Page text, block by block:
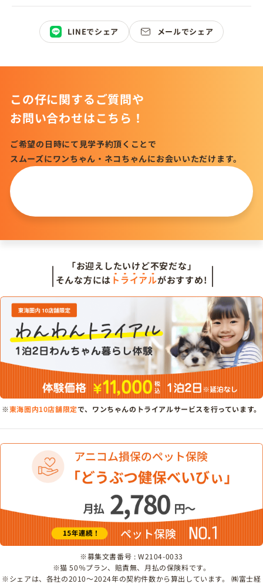
LINEでシェア メールでシェア
この仔に関するご質問や
お問い合わせはこちら！
ご希望の日時にて見学予約頂くことで
スムーズにワンちゃん・ネコちゃんにお会いいただけます。
「お迎えしたいけど不安だな」
そんな方には トライアルがおすすめ!
※東海圏内10店舗限定で、ワンちゃんのトライアルサービスを行っています。
※募集文書番号 : W2104-0033
※猫 50％プラン、賠責無、月払の保険料です。
※シェアは、各社の2010～2024年の契約件数から算出しています。 ㈱富士経